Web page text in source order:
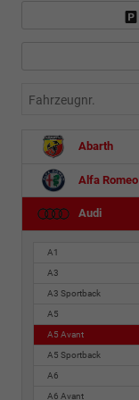
Fahrzeugnr.
Abarth
Alfa Romeo
Audi
A1
A3
A3 Sportback
A5
A5 Avant
A5 Sportback
A6
A6 Avant